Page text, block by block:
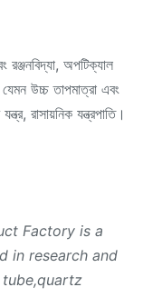
রঞ্জনবিদ্যা, অপটিক্যাল
যেমন উচ্চ তাপমাত্রা এবং
রাসায়নিক যন্ত্রপাতি।
Factory is a
in research and